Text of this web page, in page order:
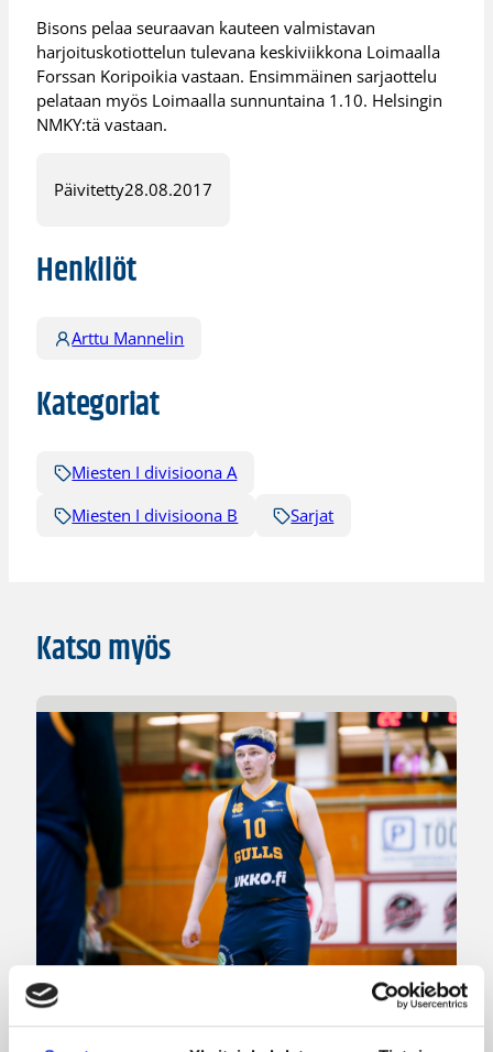
Bisons pelaa seuraavan kauteen valmistavan
harjoituskotiottelun tulevana keskiviikkona Loimaalla
Forssan Koripoikia vastaan. Ensimmäinen sarjaottelu
pelataan myös Loimaalla sunnuntaina 1.10. Helsingin
NMKY:tä vastaan.
Päivitetty28.08.2017
Henkilöt
Arttu Mannelin
Kategoriat
Miesten I divisioona A
Miesten I divisioona B
Sarjat
Katso myös
Miesten I divisioona A24.07.2026 14:03